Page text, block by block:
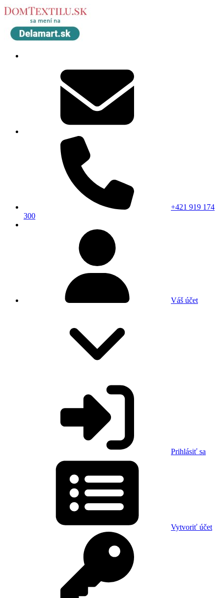
+421 919 174
300
Váš účet
Prihlásiť sa
Vytvoriť účet